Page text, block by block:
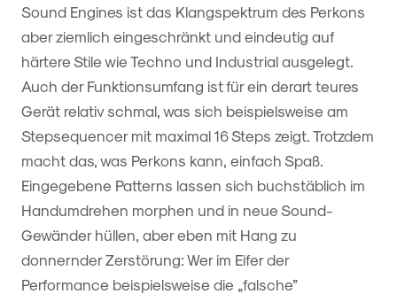
Sound Engines ist das Klangspektrum des Perkons
aber ziemlich eingeschränkt und eindeutig auf
härtere Stile wie Techno und Industrial ausgelegt.
Auch der Funktionsumfang ist für ein derart teures
Gerät relativ schmal, was sich beispielsweise am
Stepsequencer mit maximal 16 Steps zeigt. Trotzdem
macht das, was Perkons kann, einfach Spaß.
Eingegebene Patterns lassen sich buchstäblich im
Handumdrehen morphen und in neue Sound-
Gewänder hüllen, aber eben mit Hang zu
donnernder Zerstörung: Wer im Eifer der
Performance beispielsweise die „falsche”